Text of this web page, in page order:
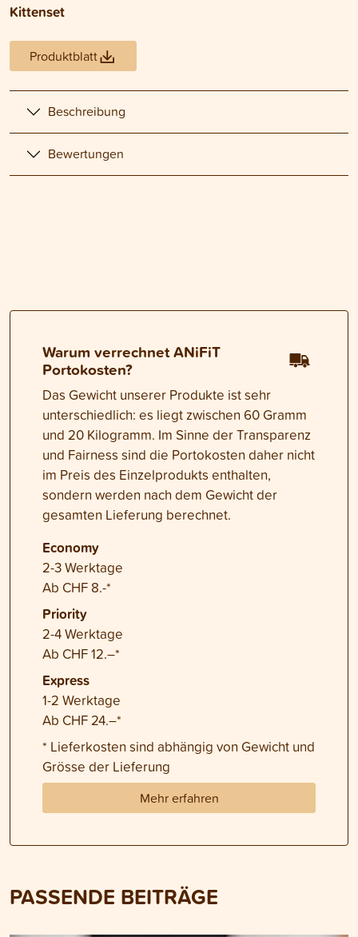
Kittenset
Produktblatt
Beschreibung
Bewertungen
Warum verrechnet ANiFiT
Portokosten?
Das Gewicht unserer Produkte ist sehr
unterschiedlich: es liegt zwischen 60 Gramm
und 20 Kilogramm. Im Sinne der Transparenz
und Fairness sind die Portokosten daher nicht
im Preis des Einzelprodukts enthalten,
sondern werden nach dem Gewicht der
gesamten Lieferung berechnet.
Economy
2-3 Werktage
Ab CHF 8.-*
Priority
2-4 Werktage
Ab CHF 12.–*
Express
1-2 Werktage
Ab CHF 24.–*
* Lieferkosten sind abhängig von Gewicht und
Grösse der Lieferung
Mehr erfahren
PASSENDE BEITRÄGE